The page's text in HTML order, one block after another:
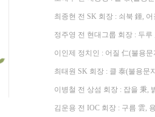
최종현 전 SK 회장 : 쇠북 鍾,
정주영 전 현대그룹 회장 : 두
이인제 정치인 : 어질 仁(불용
최태원 SK 회장 : 클 泰(불용문
이병철 전 상섬 회장 : 잡을 秉,
김운용 전 IOC 회장 : 구름 雲,